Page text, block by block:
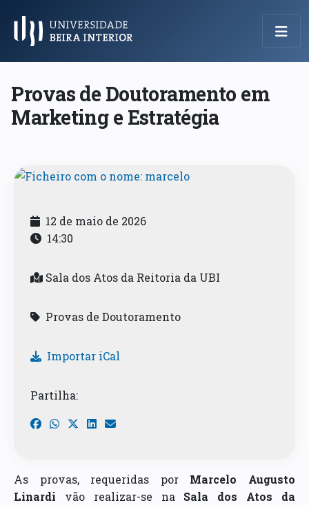
Menu Principal
Provas de Doutoramento em
Marketing e Estratégia
12 de maio de 2026
14:30
Sala dos Atos da Reitoria da UBI
Provas de Doutoramento
Importar iCal
Partilha:
As provas, requeridas por Marcelo Augusto
Linardi vão realizar-se na Sala dos Atos da